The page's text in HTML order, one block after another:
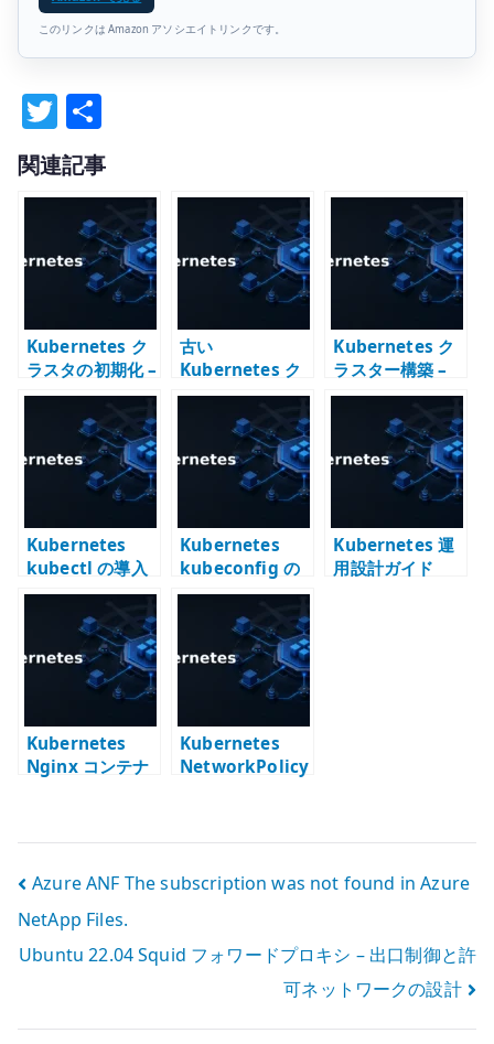
このリンクは Amazon アソシエイトリンクです。
T
w
it
te
r
有
関連記事
Kubernetes ク
ラスタの初期化 –
kubeadm reset
古い
Kubernetes ク
ラスター構築メ
モ – kubeadm
手順を現在の記
事へ読み替える
Kubernetes ク
ラスター構築 –
kubeadm で
controlPlaneE
ndpoint と CNI
を決める
Kubernetes
kubectl の導入
– リモートクラス
タを操作する基
Kubernetes
kubeconfig の
管理 – 複数クラ
スタと context
を使い分ける
Kubernetes 運
用設計ガイド
Kubernetes
Nginx コンテナ
Kubernetes
NetworkPolicy
を分けて考える
投
稿
ナ
ビ
Azure ANF The subscription was not found in Azure
NetApp Files.
Ubuntu 22.04 Squid フォワードプロキシ – 出口制御と許
可ネットワークの設計